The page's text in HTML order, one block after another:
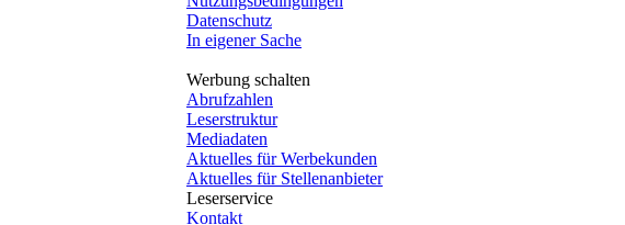
Datenschutz
In eigener Sache
Werbung schalten
Abrufzahlen
Leserstruktur
Mediadaten
Aktuelles für Werbekunden
Aktuelles für Stellenanbieter
Leserservice
Kontakt